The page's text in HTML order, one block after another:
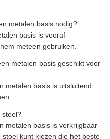
metalen basis nodig?
basis is vooraf
meteen gebruiken.
metalen basis geschikt voor
metalen basis is uitsluitend
stoel?
metalen basis is verkrijgbaar
kunt kiezen die het beste